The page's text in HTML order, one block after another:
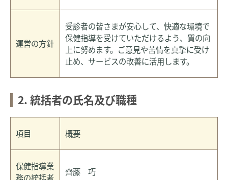
運営の方針
受診者の皆さまが安心して、快適な環境で
保健指導を受けていただけるよう、質の向
上に努めます。ご意見や苦情を真摯に受け
止め、サービスの改善に活用します。
2. 統括者の氏名及び職種
項目 概要
保健指導業
務の統括者
齊藤 巧